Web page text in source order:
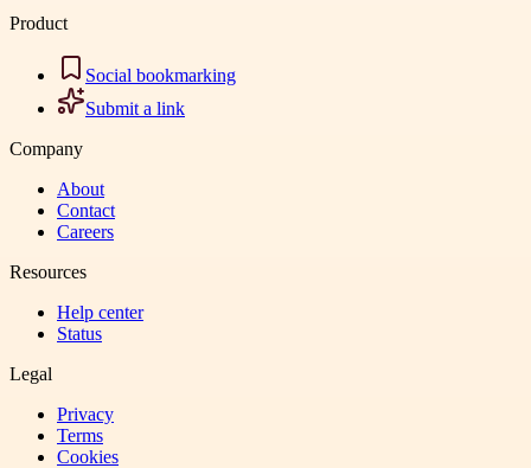
Product
Social bookmarking
Submit a link
Company
About
Contact
Careers
Resources
Help center
Status
Legal
Privacy
Terms
Cookies